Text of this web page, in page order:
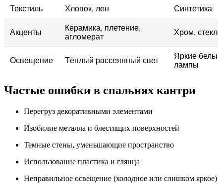
Текстиль Хлопок, лен Синтетика
Акценты
Керамика, плетение,
агломерат
Хром, стекло
Освещение Тёплый рассеянный свет
Яркие белые
лампы
Частые ошибки в спальнях кантри
Перегруз декоративными элементами
Изобилие металла и блестящих поверхностей
Темные стены, уменьшающие пространство
Использование пластика и глянца
Неправильное освещение (холодное или слишком яркое)